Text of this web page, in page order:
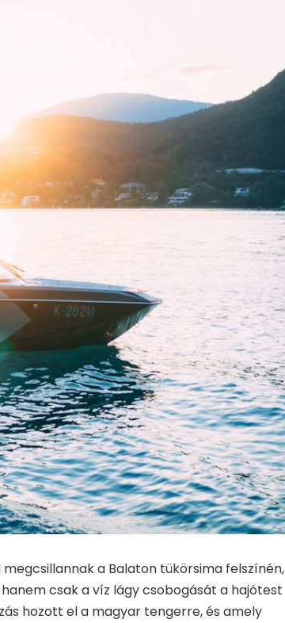
a Balaton tükörsima felszínén,
csak a víz lágy csobogását a hajótest
hozott el a magyar tengerre, és amely